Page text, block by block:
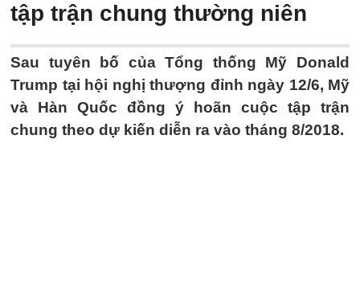
tập trận chung thường niên
Sau tuyên bố của Tổng thống Mỹ Donald
Trump tại hội nghị thượng đỉnh ngày 12/6, Mỹ
và Hàn Quốc đồng ý hoãn cuộc tập trận
chung theo dự kiến diễn ra vào tháng 8/2018.